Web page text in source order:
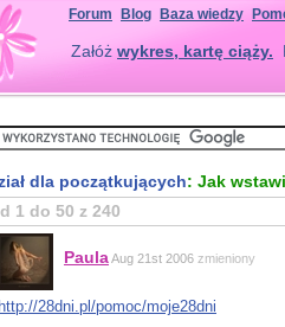
Forum Blog Baza wiedzy
Załóż wykres, kartę ciąży.
dla początkujących: Jak
1 do 50 z 240
PaulaAug 21st 2006 zmieniony
http://28dni.pl/pomoc/moje28dni